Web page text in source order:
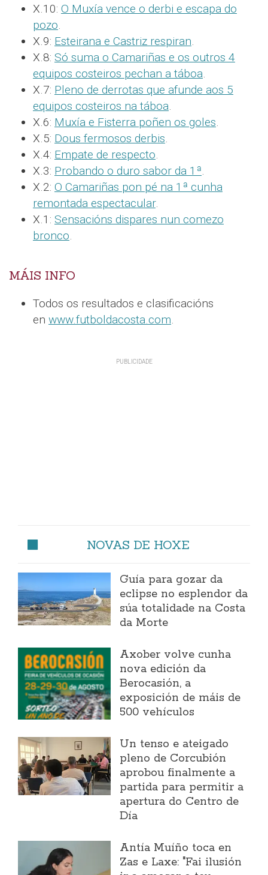
X.10: O Muxía vence o derbi e escapa do
pozo
X.9: Esteirana e Castriz respiran
X.8: Só suma o Camariñas e os outros 4
equipos costeiros pechan a táboa
X.7: Pleno de derrotas que afunde aos 5
equipos costeiros na táboa
X.6: Muxía e Fisterra poñen os goles
X.5: Dous fermosos derbis
X.4: Empate de respecto
X.3: Probando o duro sabor da 1ª
X.2: O Camariñas pon pé na 1ª cunha
remontada espectacular.
X.1: Sensacións dispares nun comezo
bronco
MÁIS INFO
Todos os resultados e clasificacións
en www.futboldacosta.com
NOVAS DE HOXE
Guía para gozar da
eclipse no esplendor da
súa totalidade na Costa
da Morte
Axober volve cunha
nova edición da
Berocasión, a
exposición de máis de
500 vehículos
Un tenso e ateigado
pleno de Corcubión
aprobou finalmente a
partida para permitir a
apertura do Centro de
Día
Antía Muíño toca en
Zas e Laxe: "Fai ilusión